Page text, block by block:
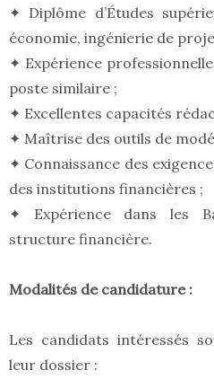
✦ Diplôme d’Études
économie, ingénierie de
✦ Expérience
poste similaire ;
✦ Excellentes capacités
✦ Maîtrise des outils de
✦ Connaissance des
des institutions financières ;
✦ Expérience dans les
structure financière.
Modalités de candidature :
Les candidats intéressés
leur dossier :